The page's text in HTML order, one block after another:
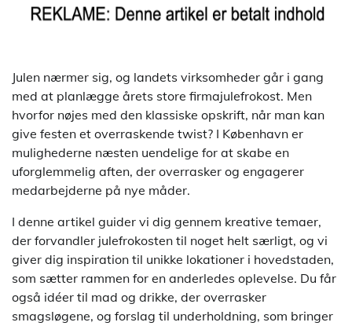
Julen nærmer sig, og landets virksomheder går i gang
med at planlægge årets store firmajulefrokost. Men
hvorfor nøjes med den klassiske opskrift, når man kan
give festen et overraskende twist? I København er
mulighederne næsten uendelige for at skabe en
uforglemmelig aften, der overrasker og engagerer
medarbejderne på nye måder.
I denne artikel guider vi dig gennem kreative temaer,
der forvandler julefrokosten til noget helt særligt, og vi
giver dig inspiration til unikke lokationer i hovedstaden,
som sætter rammen for en anderledes oplevelse. Du får
også idéer til mad og drikke, der overrasker
smagsløgene, og forslag til underholdning, som bringer